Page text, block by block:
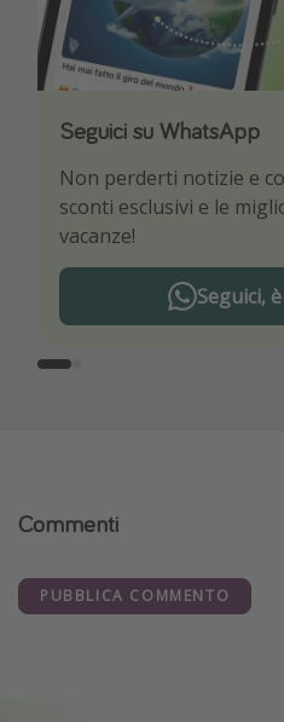
Seguici su WhatsApp
Non perderti notizie e
sconti esclusivi e le
vacanze!
Seguici,
Scarica la nostra App
Sii il primo a conoscere
viaggio
Commenti
PUBBLICA COMMENTO